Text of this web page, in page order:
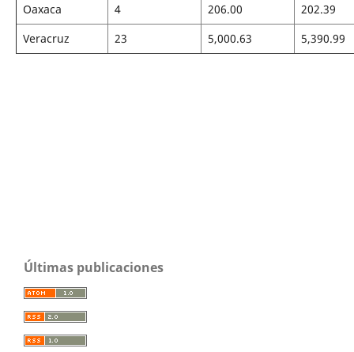
Oaxaca 4 206.00
202.39
Veracruz
23 5,000.63 5,390.99
Últimas publicaciones